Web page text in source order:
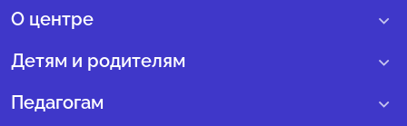
О центре
О нас
Структура регионального центра
Детям и родителям
Учебные интенсивные сборы
Педагогам